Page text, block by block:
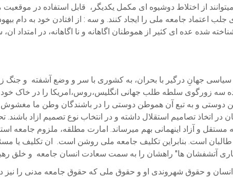
از اختلاط دوشیوه ای مکمل یکدیگر، قابل استفاده در
اعتماد جامعه ملی را ایجاد کنند. و سه : از افتادن خود به دام
شده عده ای کثیر از هموطنان اگاهانه و نا اگاهانه، در
جهانِ درگیر با بحران، به کشوری با سر و وضع آشفته و جنگ زده
سه زورگوی سلطه طلب جهانی انگلیس،روس،امریکا را در خاک خود
و به تبع آن هموطن دوستی را در باشندگان وطن ما مغشوش
در اتخاذ تصامیم استقلال داشته و در انتخاب نوع تصمیم
مستقل و آزاد اینهمانی بهم میرساند. امارت مطلقه، ملزوم جامعه
طالبان است. بنابراین تکلیف جامعه ملی روشن است. ان تکلیف یا
آتشفشان ها" راهشان را به سمت سعادت انسان جامعه و خلق
و حقوق شهروندی او و حقوق ملی که حقوق جامعه مدنی را نیز